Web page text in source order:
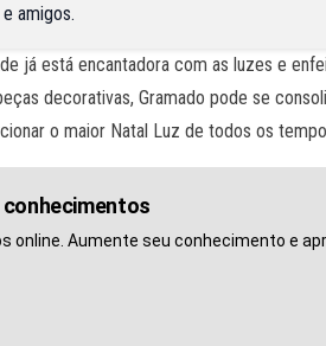
amigos.
já está encantadora com as luzes e
decorativas, Gramado pode se
o maior Natal Luz de todos os
online. Aumente seu conhecimento e